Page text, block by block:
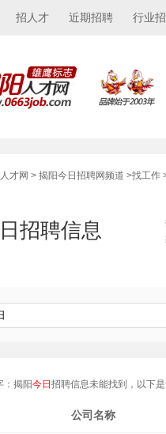
招人才 近期招聘 行业
才网 > 揭阳今日招聘网频道 >找工作
招聘信息
：揭阳今日 招聘信息未能找到，以下
公司名称